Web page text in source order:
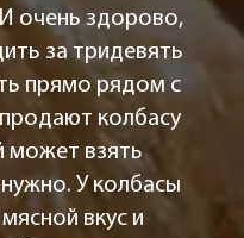
очень здорово,
за тридевять
прямо рядом с
колбасу
может взять
У колбасы
вкус и